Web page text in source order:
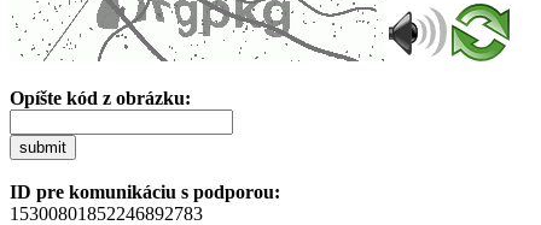
Opíšte kód z obrázku:
submit
ID pre komunikáciu s podporou:
15300801852246892783